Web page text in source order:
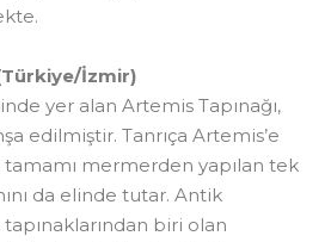
İzmir)
yer alan Artemis Tapınağı,
edilmiştir. Tanrıça Artemis’e
tamamı mermerden yapılan tek
da elinde tutar. Antik
biri olan